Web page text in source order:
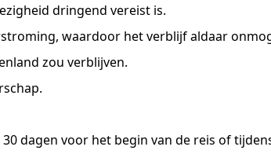
dringend vereist is.
waardoor het verblijf aldaar
zou verblijven.
dagen voor het begin van de reis of